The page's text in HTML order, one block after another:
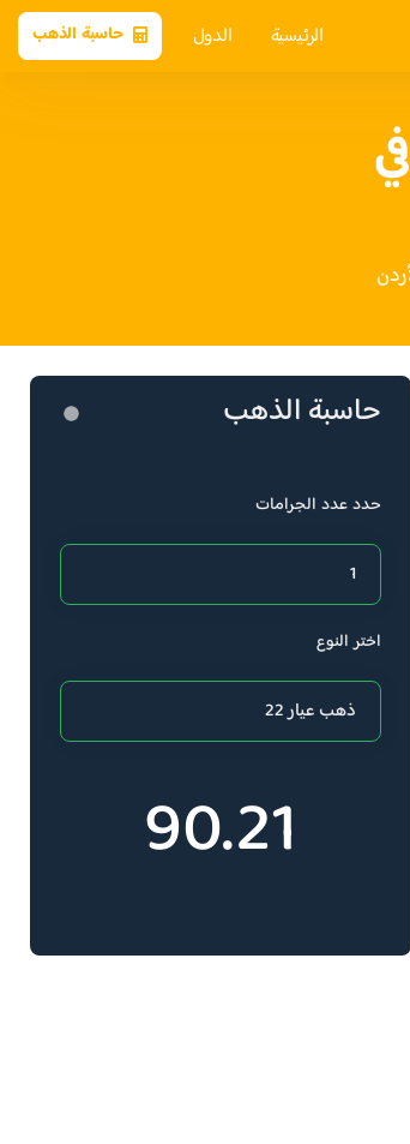
الرئيسية الدول حاسبة الذهب
سعر الذهب عيار 22 في
حاسبة الذهب
حدد عدد الجرامات
اختر النوع
90.21